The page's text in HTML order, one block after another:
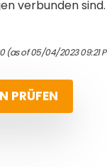
verbunden sind.
(as of 05/04/2023 09:21
PRÜFEN